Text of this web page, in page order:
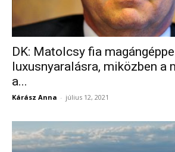
DK: Matolcsy fia
luxusnyaralásra, miközben a
a...
Kárász Anna - július 12, 2021